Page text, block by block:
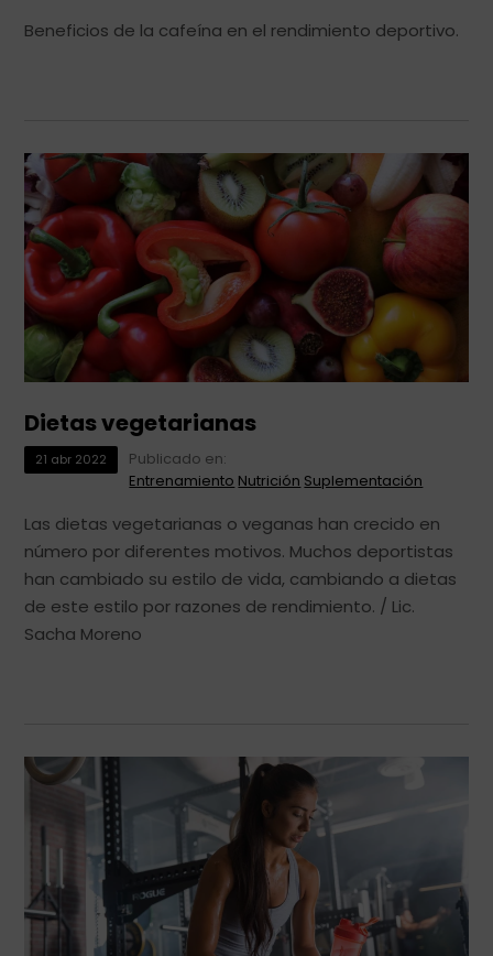
Beneficios de la cafeína en el rendimiento deportivo.
Dietas vegetarianas
21 abr 2022
Publicado en:
Entrenamiento Nutrición Suplementación
Las dietas vegetarianas o veganas han crecido en
número por diferentes motivos. Muchos deportistas
han cambiado su estilo de vida, cambiando a dietas
de este estilo por razones de rendimiento. / Lic.
Sacha Moreno